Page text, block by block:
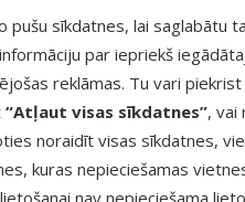
sīkdatnes, lai saglabātu
par iepriekš
reklāmas. Tu vari piekrist
“Atļaut visas sīkdatnes”, vai
noraidīt visas sīkdatnes,
kuras nepieciešamas
nav nepieciešama
Aquatic Plants, 8 cm
materiāla, pamatne